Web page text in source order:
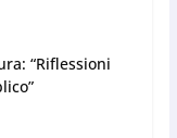
“Riflessioni